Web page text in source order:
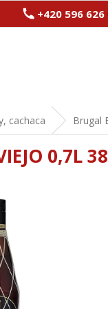
+420 596 626
cachaca Brugal
0,7L